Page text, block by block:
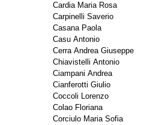
Cardia Maria Rosa
Carpinelli Saverio
Casana Paola
Casu Antonio
Cerra Andrea Giuseppe
Chiavistelli Antonio
Ciampani Andrea
Cianferotti Giulio
Coccoli Lorenzo
Colao Floriana
Corciulo Maria Sofia